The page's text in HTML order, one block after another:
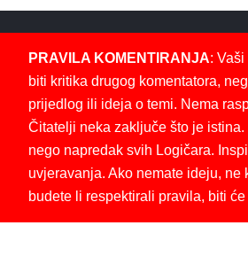
PRAVILA KOMENTIRANJA:
biti kritika drugog komentatora,
prijedlog ili ideja o temi. Nema
Čitatelji neka zaključe što je
nego napredak svih Logičara.
uvjeravanja. Ako nemate ideju, ne
budete li respektirali pravila, biti